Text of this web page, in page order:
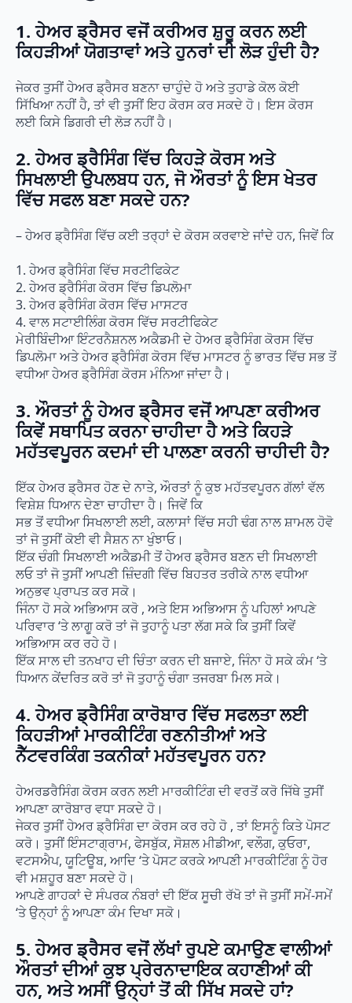
1. ਹੇਅਰ ਡ੍ਰੈਸਰ ਵਜੋਂ ਕਰੀਅਰ ਸ਼ੁਰੂ ਕਰਨ ਲਈ
ਕਿਹੜੀਆਂ ਯੋਗਤਾਵਾਂ ਅਤੇ ਹੁਨਰਾਂ ਦੀ ਲੋੜ ਹੁੰਦੀ ਹੈ?
ਜੇਕਰ ਤੁਸੀਂ ਹੇਅਰ ਡ੍ਰੈਸਰ ਬਣਨਾ ਚਾਹੁੰਦੇ ਹੋ ਅਤੇ ਤੁਹਾਡੇ ਕੋਲ ਕੋਈ
ਸਿੱਖਿਆ ਨਹੀਂ ਹੈ, ਤਾਂ ਵੀ ਤੁਸੀਂ ਇਹ ਕੋਰਸ ਕਰ ਸਕਦੇ ਹੋ। ਇਸ ਕੋਰਸ
ਲਈ ਕਿਸੇ ਡਿਗਰੀ ਦੀ ਲੋੜ ਨਹੀਂ ਹੈ।
2. ਹੇਅਰ ਡ੍ਰੈਸਿੰਗ ਵਿੱਚ ਕਿਹੜੇ ਕੋਰਸ ਅਤੇ
ਸਿਖਲਾਈ ਉਪਲਬਧ ਹਨ, ਜੋ ਔਰਤਾਂ ਨੂੰ ਇਸ ਖੇਤਰ
ਵਿੱਚ ਸਫਲ ਬਣਾ ਸਕਦੇ ਹਨ?
– ਹੇਅਰ ਡ੍ਰੈਸਿੰਗ ਵਿੱਚ ਕਈ ਤਰ੍ਹਾਂ ਦੇ ਕੋਰਸ ਕਰਵਾਏ ਜਾਂਦੇ ਹਨ, ਜਿਵੇਂ ਕਿ
1. ਹੇਅਰ ਡ੍ਰੈਸਿੰਗ ਵਿੱਚ ਸਰਟੀਫਿਕੇਟ
2. ਹੇਅਰ ਡ੍ਰੈਸਿੰਗ ਕੋਰਸ ਵਿੱਚ ਡਿਪਲੋਮਾ
3. ਹੇਅਰ ਡ੍ਰੈਸਿੰਗ ਕੋਰਸ ਵਿੱਚ ਮਾਸਟਰ
4. ਵਾਲ ਸਟਾਈਲਿੰਗ ਕੋਰਸ ਵਿੱਚ ਸਰਟੀਫਿਕੇਟ
ਮੇਰੀਬਿੰਦੀਆ ਇੰਟਰਨੈਸ਼ਨਲ ਅਕੈਡਮੀ ਦੇ ਹੇਅਰ ਡ੍ਰੈਸਿੰਗ ਕੋਰਸ ਵਿੱਚ
ਡਿਪਲੋਮਾ ਅਤੇ ਹੇਅਰ ਡ੍ਰੈਸਿੰਗ ਕੋਰਸ ਵਿੱਚ ਮਾਸਟਰ ਨੂੰ ਭਾਰਤ ਵਿੱਚ ਸਭ ਤੋਂ
ਵਧੀਆ ਹੇਅਰ ਡ੍ਰੈਸਿੰਗ ਕੋਰਸ ਮੰਨਿਆ ਜਾਂਦਾ ਹੈ।
3. ਔਰਤਾਂ ਨੂੰ ਹੇਅਰ ਡ੍ਰੈਸਰ ਵਜੋਂ ਆਪਣਾ ਕਰੀਅਰ
ਕਿਵੇਂ ਸਥਾਪਿਤ ਕਰਨਾ ਚਾਹੀਦਾ ਹੈ ਅਤੇ ਕਿਹੜੇ
ਮਹੱਤਵਪੂਰਨ ਕਦਮਾਂ ਦੀ ਪਾਲਣਾ ਕਰਨੀ ਚਾਹੀਦੀ ਹੈ?
ਇੱਕ ਹੇਅਰ ਡ੍ਰੈਸਰ ਹੋਣ ਦੇ ਨਾਤੇ, ਔਰਤਾਂ ਨੂੰ ਕੁਝ ਮਹੱਤਵਪੂਰਨ ਗੱਲਾਂ ਵੱਲ
ਵਿਸ਼ੇਸ਼ ਧਿਆਨ ਦੇਣਾ ਚਾਹੀਦਾ ਹੈ। ਜਿਵੇਂ ਕਿ
ਸਭ ਤੋਂ ਵਧੀਆ ਸਿਖਲਾਈ ਲਈ, ਕਲਾਸਾਂ ਵਿੱਚ ਸਹੀ ਢੰਗ ਨਾਲ ਸ਼ਾਮਲ ਹੋਵੋ
ਤਾਂ ਜੋ ਤੁਸੀਂ ਕੋਈ ਵੀ ਸੈਸ਼ਨ ਨਾ ਖੁੰਝਾਓ।
ਇੱਕ ਚੰਗੀ ਸਿਖਲਾਈ ਅਕੈਡਮੀ ਤੋਂ ਹੇਅਰ ਡ੍ਰੈਸਰ ਬਣਨ ਦੀ ਸਿਖਲਾਈ
ਲਓ ਤਾਂ ਜੋ ਤੁਸੀਂ ਆਪਣੀ ਜ਼ਿੰਦਗੀ ਵਿੱਚ ਬਿਹਤਰ ਤਰੀਕੇ ਨਾਲ ਵਧੀਆ
ਅਨੁਭਵ ਪ੍ਰਾਪਤ ਕਰ ਸਕੋ।
ਜਿੰਨਾ ਹੋ ਸਕੇ ਅਭਿਆਸ ਕਰੋ , ਅਤੇ ਇਸ ਅਭਿਆਸ ਨੂੰ ਪਹਿਲਾਂ ਆਪਣੇ
ਪਰਿਵਾਰ ‘ਤੇ ਲਾਗੂ ਕਰੋ ਤਾਂ ਜੋ ਤੁਹਾਨੂੰ ਪਤਾ ਲੱਗ ਸਕੇ ਕਿ ਤੁਸੀਂ ਕਿਵੇਂ
ਅਭਿਆਸ ਕਰ ਰਹੇ ਹੋ।
ਇੱਕ ਸਾਲ ਦੀ ਤਨਖਾਹ ਦੀ ਚਿੰਤਾ ਕਰਨ ਦੀ ਬਜਾਏ, ਜਿੰਨਾ ਹੋ ਸਕੇ ਕੰਮ ‘ਤੇ
ਧਿਆਨ ਕੇਂਦਰਿਤ ਕਰੋ ਤਾਂ ਜੋ ਤੁਹਾਨੂੰ ਚੰਗਾ ਤਜਰਬਾ ਮਿਲ ਸਕੇ।
4. ਹੇਅਰ ਡ੍ਰੈਸਿੰਗ ਕਾਰੋਬਾਰ ਵਿੱਚ ਸਫਲਤਾ ਲਈ
ਕਿਹੜੀਆਂ ਮਾਰਕੀਟਿੰਗ ਰਣਨੀਤੀਆਂ ਅਤੇ
ਨੈੱਟਵਰਕਿੰਗ ਤਕਨੀਕਾਂ ਮਹੱਤਵਪੂਰਨ ਹਨ?
ਹੇਅਰਡਰੈਸਿੰਗ ਕੋਰਸ ਕਰਨ ਲਈ ਮਾਰਕੀਟਿੰਗ ਦੀ ਵਰਤੋਂ ਕਰੋ ਜਿੱਥੇ ਤੁਸੀਂ
ਆਪਣਾ ਕਾਰੋਬਾਰ ਵਧਾ ਸਕਦੇ ਹੋ।
ਜੇਕਰ ਤੁਸੀਂ ਹੇਅਰ ਡ੍ਰੈਸਿੰਗ ਦਾ ਕੋਰਸ ਕਰ ਰਹੇ ਹੋ , ਤਾਂ ਇਸਨੂੰ ਕਿਤੇ ਪੋਸਟ
ਕਰੋ। ਤੁਸੀਂ ਇੰਸਟਾਗ੍ਰਾਮ, ਫੇਸਬੁੱਕ, ਸੋਸ਼ਲ ਮੀਡੀਆ, ਵਲੌਗ, ਕੁਓਰਾ,
ਵਟਸਐਪ, ਯੂਟਿਊਬ, ਆਦਿ ‘ਤੇ ਪੋਸਟ ਕਰਕੇ ਆਪਣੀ ਮਾਰਕੀਟਿੰਗ ਨੂੰ ਹੋਰ
ਵੀ ਮਸ਼ਹੂਰ ਬਣਾ ਸਕਦੇ ਹੋ।
ਆਪਣੇ ਗਾਹਕਾਂ ਦੇ ਸੰਪਰਕ ਨੰਬਰਾਂ ਦੀ ਇੱਕ ਸੂਚੀ ਰੱਖੋ ਤਾਂ ਜੋ ਤੁਸੀਂ ਸਮੇਂ-ਸਮੇਂ
‘ਤੇ ਉਨ੍ਹਾਂ ਨੂੰ ਆਪਣਾ ਕੰਮ ਦਿਖਾ ਸਕੋ।
5. ਹੇਅਰ ਡ੍ਰੈਸਰ ਵਜੋਂ ਲੱਖਾਂ ਰੁਪਏ ਕਮਾਉਣ ਵਾਲੀਆਂ
ਔਰਤਾਂ ਦੀਆਂ ਕੁਝ ਪ੍ਰੇਰਨਾਦਾਇਕ ਕਹਾਣੀਆਂ ਕੀ
ਹਨ, ਅਤੇ ਅਸੀਂ ਉਨ੍ਹਾਂ ਤੋਂ ਕੀ ਸਿੱਖ ਸਕਦੇ ਹਾਂ?